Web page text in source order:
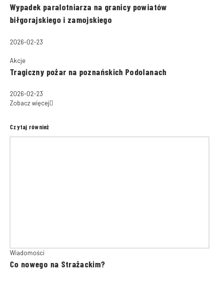
Wypadek paralotniarza na granicy powiatów
biłgorajskiego i zamojskiego
2026-02-23
Akcje
Tragiczny pożar na poznańskich Podolanach
2026-02-23
Zobacz więcej
Czytaj również
Wiadomości
Co nowego na Strażackim?